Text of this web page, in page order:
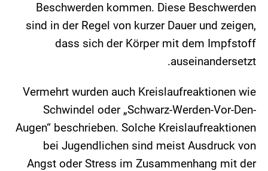
Beschwerden kommen. Diese Beschwerden
sind in der Regel von kurzer Dauer und zeigen,
dass sich der Körper mit dem Impfstoff
auseinandersetzt.
Vermehrt wurden auch Kreislaufreaktionen wie
Schwindel oder „Schwarz-Werden-Vor-Den-
Augen“ beschrieben. Solche Kreislaufreaktionen
bei Jugendlichen sind meist Ausdruck von
Angst oder Stress im Zusammenhang mit der